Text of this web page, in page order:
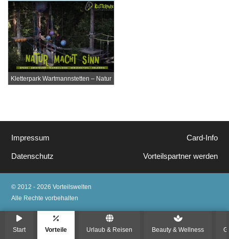
Start Vorteile Urlaub & Reisen Beauty & Wellness
Kletterpark Wartmannstetten – Natur
macht Sinn
Impressum
Datenschutz
Card-Info
Vorteilspartner werden
© 2012 - 2026 Vorteilswelten
Alle Rechte vorbehalten